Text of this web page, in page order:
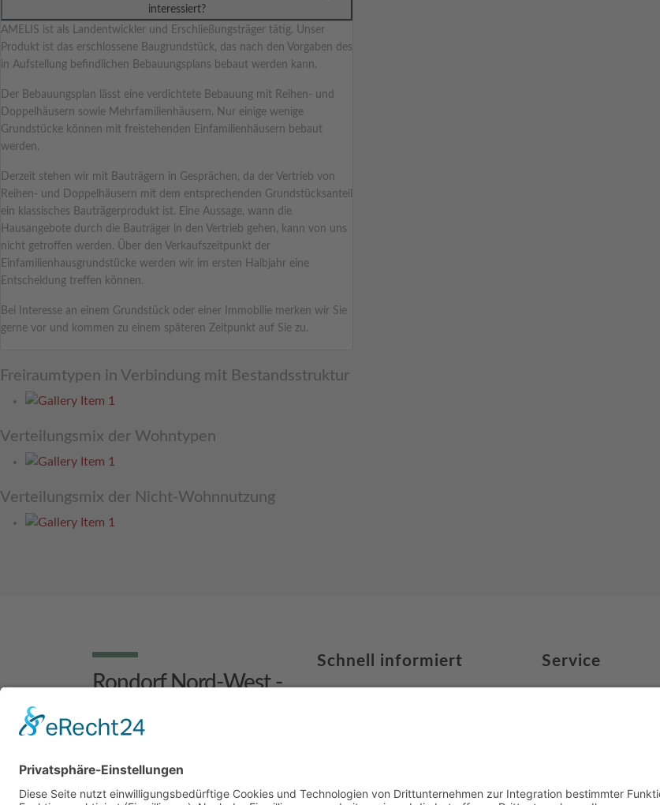
interessiert?
AMELIS ist als Landentwickler und Erschließungsträger tätig. Unser
Produkt ist das erschlossene Baugrundstück, das nach den Vorgaben des
in Aufstellung befindlichen Bebauungsplans bebaut werden kann.
Der Bebauungsplan lässt eine verdichtete Bebauung mit Reihen- und
Doppelhäusern sowie Mehrfamilienhäusern. Nur einige wenige
Grundstücke können mit freistehenden Einfamilienhäusern bebaut
werden.
Derzeit stehen wir mit Bauträgern in Gesprächen, da der Vertrieb von
Reihen- und Doppelhäusern mit dem entsprechenden Grundstücksanteil
ein klassisches Bauträgerprodukt ist. Eine Aussage, wann die
Hausangebote durch die Bauträger in den Vertrieb gehen, kann von uns
nicht getroffen werden. Über den Verkaufszeitpunkt der
Einfamilienhausgrundstücke werden wir im ersten Halbjahr eine
Entscheidung treffen können.
Bei Interesse an einem Grundstück oder einer Immobilie merken wir Sie
gerne vor und kommen zu einem späteren Zeitpunkt auf Sie zu.
Freiraumtypen in Verbindung mit Bestandsstruktur
Verteilungsmix der Wohntypen
Verteilungsmix der Nicht-Wohnnutzung
Rondorf Nord-West -
Menschen
Schnell informiert
Meilensteine
Service